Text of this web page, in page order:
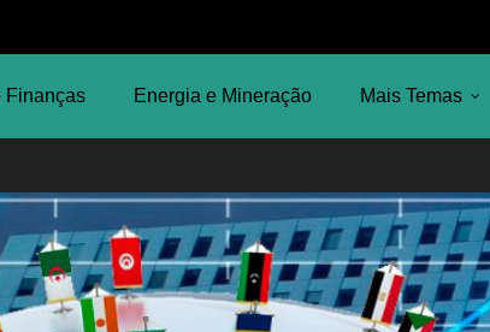
Finanças Energia e Mineração Mais Temas